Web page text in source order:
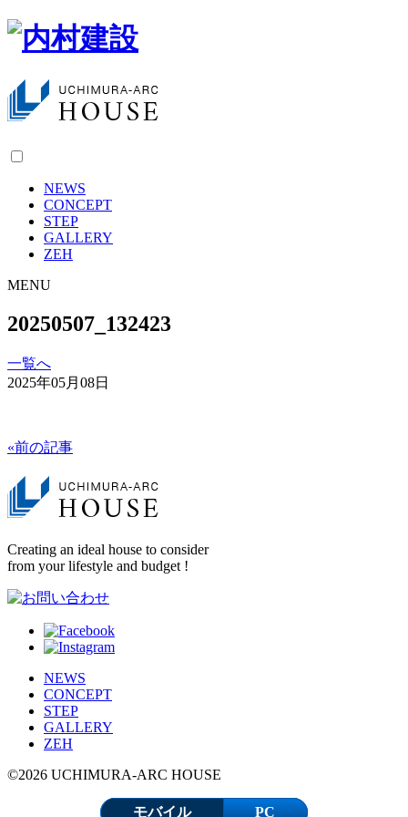
NEWS
CONCEPT
STEP
GALLERY
ZEH
MENU
20250507_132423
一覧へ
2025年05月08日
«前の記事
Creating an ideal house to consider
from your lifestyle and budget !
NEWS
CONCEPT
STEP
GALLERY
ZEH
©2026 UCHIMURA-ARC HOUSE
モバイル PC